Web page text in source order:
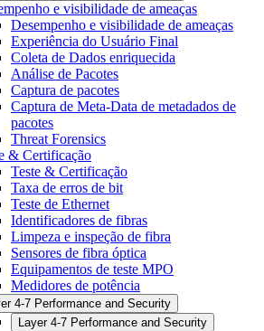
e visibilidade de ameaças
Desempenho e visibilidade de ameaças
Experiência do Usuário Final
Coleta de Dados enriquecida
Análise de Pacotes
Captura de pacotes
Captura de Meta-Data de metadados de
pacotes
Threat Forensics
& Certificação
Teste & Certificação
Taxa de erros de bit
Teste de Ethernet
Identificadores de fibras
Limpeza e inspeção de fibra
Sensores de fibra óptica
Equipamentos de teste MPO
Medidores de potência
4-7 Performance and Security
Layer 4-7 Performance and Security